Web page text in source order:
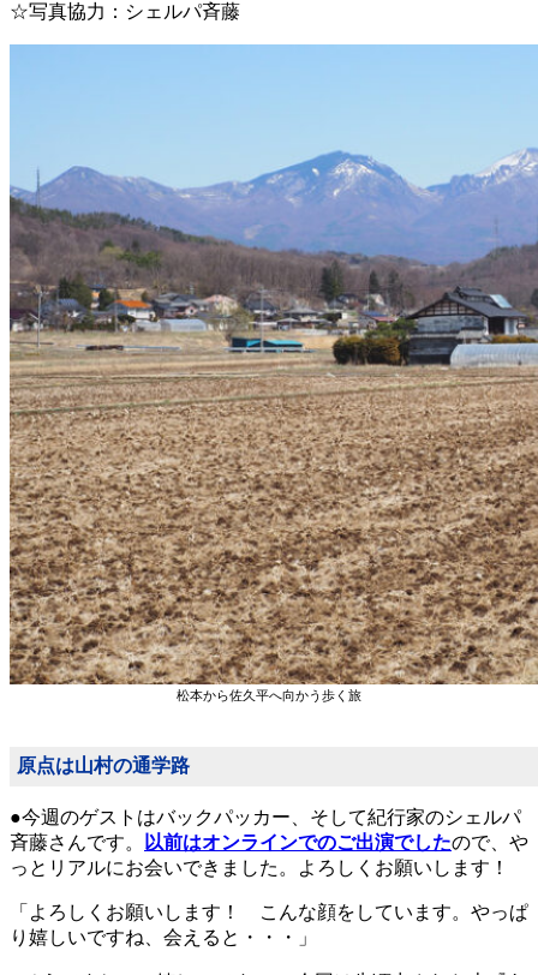
☆写真協力：シェルパ斉藤
松本から佐久平へ向かう歩く旅
原点は山村の通学路
●今週のゲストはバックパッカー、そして紀行家のシェルパ
斉藤さんです。
以前はオンラインでのご出演でしたので、や
っとリアルにお会いできました。よろしくお願いします！
「よろしくお願いします！ こんな顔をしています。やっぱ
り嬉しいですね、会えると・・・」